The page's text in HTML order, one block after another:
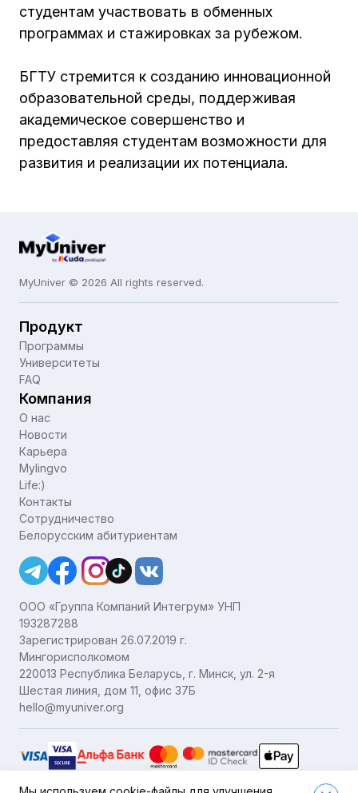
студентам участвовать в обменных
программах и стажировках за рубежом.
БГТУ стремится к созданию инновационной
образовательной среды, поддерживая
академическое совершенство и
предоставляя студентам возможности для
развития и реализации их потенциала.
MyUniver © 2026 All rights reserved.
Продукт
Программы
Университеты
FAQ
Компания
О нас
Новости
Карьера
Mylingvo
Life:)
Контакты
Сотрудничество
Белорусским абитуриентам
ООО «Группа Компаний Интегрум» УНП
193287288
Зарегистрирован 26.07.2019 г.
Мингорисполкомом
220013 Республика Беларусь, г. Минск, ул. 2-я
Шестая линия, дом 11, офис 37Б
hello@myuniver.org